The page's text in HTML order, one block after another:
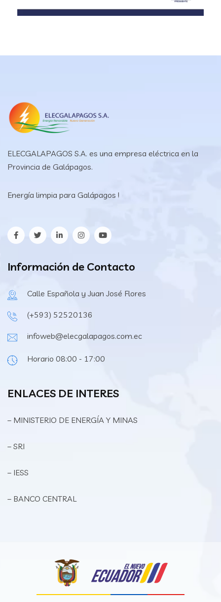
ELECGALAPAGOS S.A. es una empresa eléctrica en la
Provincia de Galápagos.
Energía limpia para Galápagos !
Información de Contacto
Calle Española y Juan José Flores
(+593) 52520136
infoweb@elecgalapagos.com.ec
Horario 08:00 - 17:00
ENLACES DE INTERES
– MINISTERIO DE ENERGÍA Y MINAS
– SRI
– IESS
– BANCO CENTRAL